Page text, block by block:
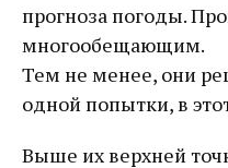
прогноза погоды.
многообещающим.
Тем не менее, они
одной попытки, в
Выше их верхней